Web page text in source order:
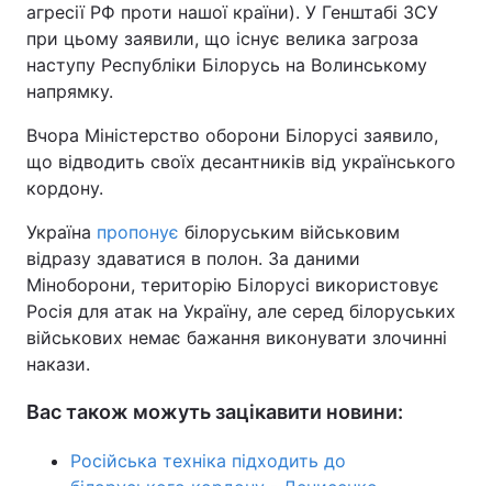
агресії РФ проти нашої країни). У Генштабі ЗСУ
при цьому заявили, що існує велика загроза
наступу Республіки Білорусь на Волинському
напрямку.
Вчора Міністерство оборони Білорусі заявило,
що відводить своїх десантників від українського
кордону.
Україна пропонує білоруським військовим
відразу здаватися в полон. За даними
Міноборони, територію Білорусі використовує
Росія для атак на Україну, але серед білоруських
військових немає бажання виконувати злочинні
накази.
Вас також можуть зацікавити новини:
Російська техніка підходить до